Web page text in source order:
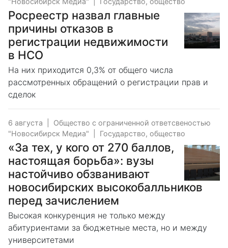
Росреестр назвал главные
причины отказов в
регистрации недвижимости
в НСО
На них приходится 0,3% от общего числа
рассмотренных обращений о регистрации прав и
сделок
6 августа
Общество с ограниченной ответсвеностью
"Новосибирск Медиа"
Государство, общество
«За тех, у кого от 270 баллов,
настоящая борьба»: вузы
настойчиво обзванивают
новосибирских высокобалльников
перед зачислением
Высокая конкуренция не только между
абитуриентами за бюджетные места, но и между
университетами